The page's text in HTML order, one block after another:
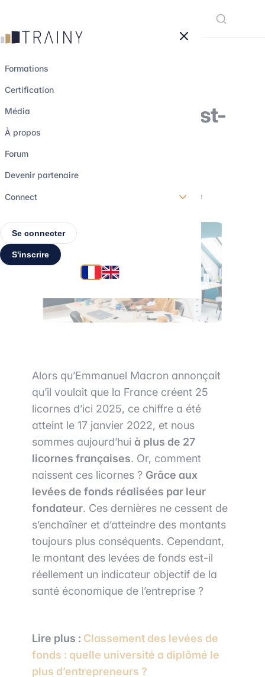
Formations
Certification
Média
À propos
Forum
Devenir partenaire
Connect
Se connecter
S'inscrire
Lever des fonds, est-
ce forcément une
20 novembre 2022 3 min de lecture
Alors qu’Emmanuel Macron annonçait
qu’il voulait que la France créent 25
licornes d’ici 2025, ce chiffre a été
atteint le 17 janvier 2022, et nous
sommes aujourd’hui à plus de 27
licornes françaises. Or, comment
naissent ces licornes ? Grâce aux
levées de fonds réalisées par leur
fondateur. Ces dernières ne cessent de
s’enchaîner et d’atteindre des montants
toujours plus conséquents. Cependant,
le montant des levées de fonds est-il
réellement un indicateur objectif de la
santé économique de l’entreprise ?
Lire plus : Classement des levées de
fonds : quelle université a diplômé le
plus d’entrepreneurs ?